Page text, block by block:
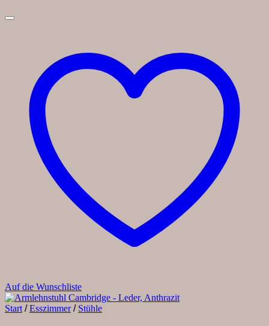
Auf die Wunschliste
Start / Esszimmer / Stühle